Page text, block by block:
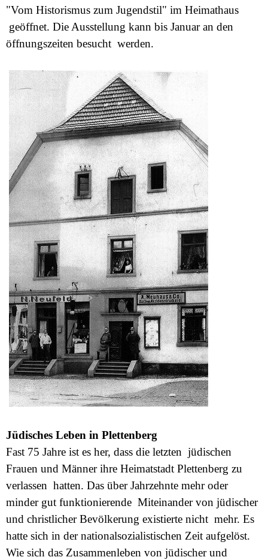
"Vom Historismus zum Jugendstil" im Heimathaus
geöffnet. Die Ausstellung kann bis Januar an den
öffnungszeiten besucht werden.
Jüdisches Leben in Plettenberg
Fast 75 Jahre ist es her, dass die letzten jüdischen
Frauen und Männer ihre Heimatstadt Plettenberg zu
verlassen hatten. Das über Jahrzehnte mehr oder
minder gut funktionierende Miteinander von jüdischer
und christlicher Bevölkerung existierte nicht mehr. Es
hatte sich in der nationalsozialistischen Zeit aufgelöst.
Wie sich das Zusammenleben von jüdischer und